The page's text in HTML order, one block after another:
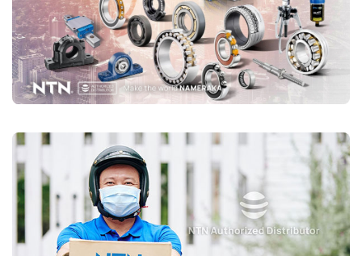
Động cơ rung, máy ép, máy nghiền
Băng tải, quạt công nghiệp, hộp số
Các thiết bị làm việc trong điều kiện tải trọng lớn và rung
động mạnh
Mua vòng bi tang trống NTN chính hãng ở đâu?
chọn mua đúng vòng bi NTN chính hãng Bạn nên lựa chọnĐại lý uỷ
để đảm nguồn gốc sản phẩm chính hãng. VOBICO
vongbiNTN.com) làĐại lý uỷ quyền vòng bi NTN chính hãng
tại Việt Nam. Liên hệ ngay với chúng tôi nếu Bạn cần tư vấn loại
vòng bi NTN phù hợp với ứng dụng của mình.